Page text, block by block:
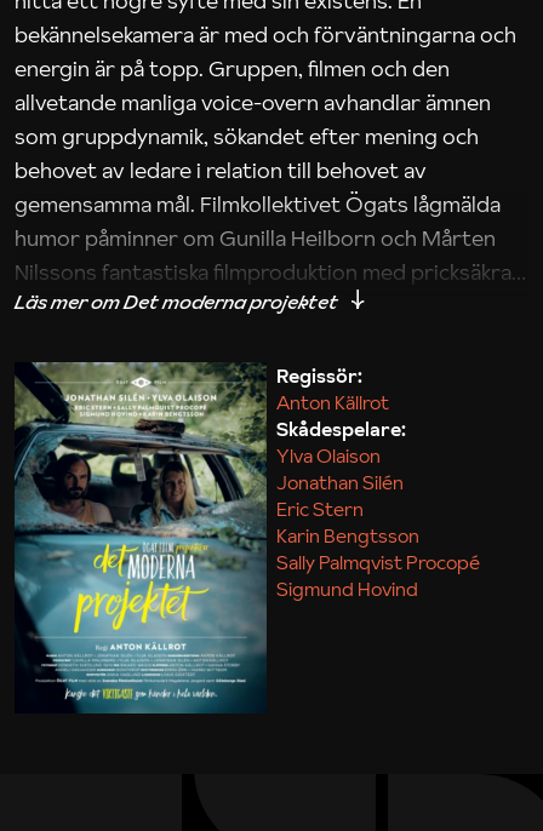
bekännelsekamera är med och förväntningarna och
energin är på topp. Gruppen, filmen och den
allvetande manliga voice-overn avhandlar ämnen
som gruppdynamik, sökandet efter mening och
behovet av ledare i relation till behovet av
gemensamma mål. Filmkollektivet Ögats lågmälda
humor påminner om Gunilla Heilborn och Mårten
Nilssons fantastiska filmproduktion med pricksäkra
iakttagelser om hur svårt det kan vara att omsätta
Maja Kekonius
Regissör:
Anton Källrot
Skådespelare:
Ylva Olaison
Jonathan Silén
Eric Stern
Karin Bengtsson
Sally Palmqvist Procopé
Sigmund Hovind